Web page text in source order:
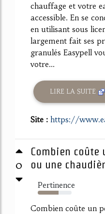
chauffage et votre
accessible. En se
en utilisant sous
largement fait ses
granulés Easypell
votre...
LIRE LA SUITE
Site : https://
0
Combien coûte
ou une
Pertinence
62%
Combien coûte un